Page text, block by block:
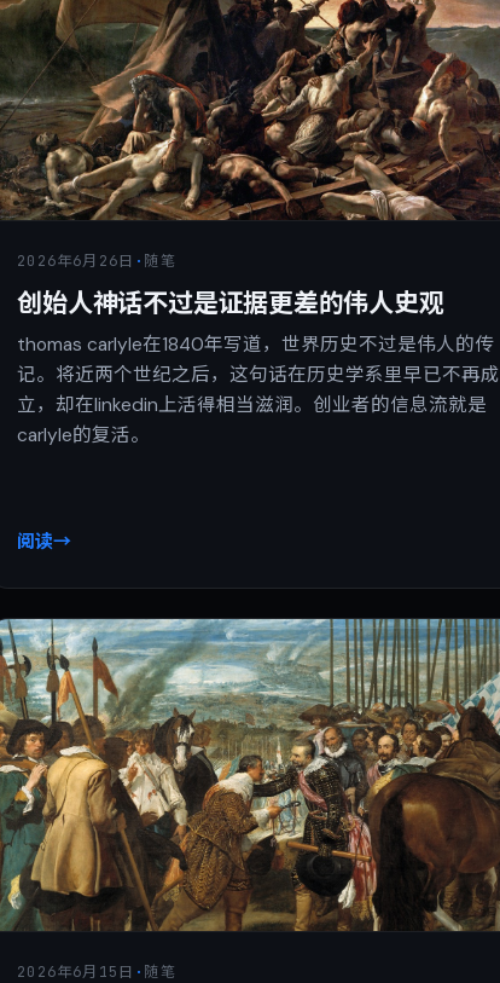
2026年6月26日 · 随笔
创始人神话不过是证据更差的伟人史观
thomas carlyle在1840年写道，世界历史不过是伟人的传
记。将近两个世纪之后，这句话在历史学系里早已不再成
立，却在linkedin上活得相当滋润。创业者的信息流就是
carlyle的复活。
阅读→
2026年6月15日 · 随笔